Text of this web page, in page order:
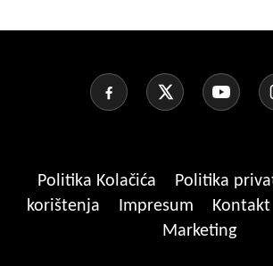
Politika Kolačića Politika
korištenja
Impresum Kontakt
Marketing